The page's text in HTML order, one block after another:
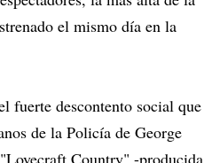
el mismo día en la
fuerte descontento social que
de la Policía de George
Country" -producida